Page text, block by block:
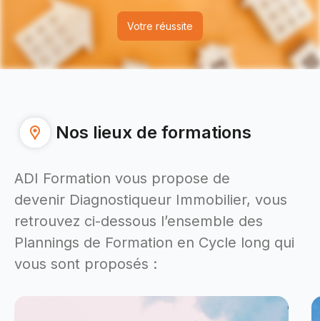
Votre réussite
Nos lieux de formations
ADI Formation vous propose de
devenir Diagnostiqueur Immobilier, vous
retrouvez ci-dessous l’ensemble des
Plannings de Formation en Cycle long qui
vous sont proposés :